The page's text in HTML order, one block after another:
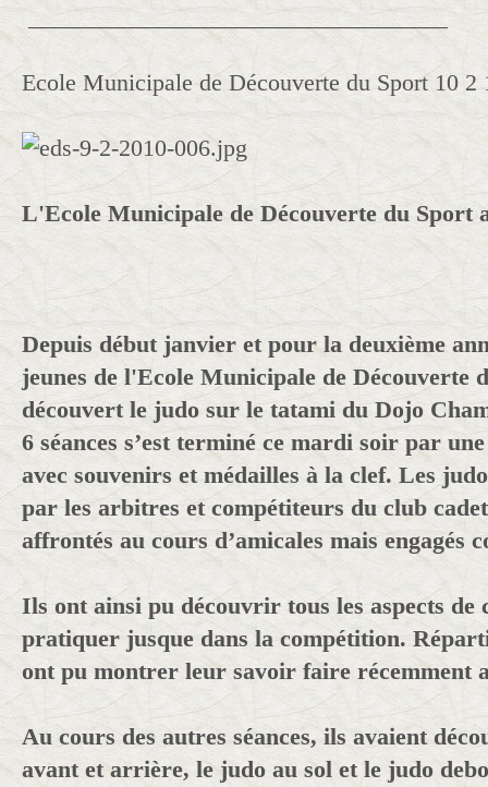
___________________________________
Ecole Municipale de Découverte du Sport 10 2
L'Ecole Municipale de Découverte du Sport
Depuis début janvier et pour la deuxième
jeunes de l'Ecole Municipale de Découverte
découvert le judo sur le tatami du Dojo
6 séances s’est terminé ce mardi soir par
avec souvenirs et médailles à la clef. Les
par les arbitres et compétiteurs du club
affrontés au cours d’amicales mais engagés
Ils ont ainsi pu découvrir tous les aspects
pratiquer jusque dans la compétition.
ont pu montrer leur savoir faire récemment
Au cours des autres séances, ils avaient
avant et arrière, le judo au sol et le judo